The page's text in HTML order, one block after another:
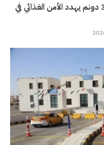
طهبوب من الأغوار: استملاك 3500 دونم يهدد الأمن الغذائي في